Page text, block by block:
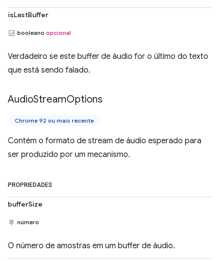
isLastBuffer
booleano opcional
Verdadeiro se este buffer de áudio for o último do texto
que está sendo falado.
AudioStreamOptions
Chrome 92 ou mais recente
Contém o formato de stream de áudio esperado para
ser produzido por um mecanismo.
PROPRIEDADES
bufferSize
número
O número de amostras em um buffer de áudio.